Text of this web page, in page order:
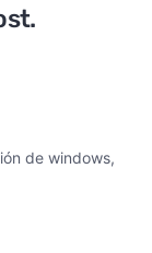
de windows,